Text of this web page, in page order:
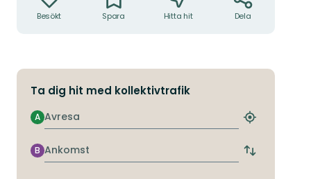
Besökt Spara Hitta hit Dela
Ta dig hit med kollektivtrafik
Avresa
A
Hitta
hållplats
Ankomst
B
Byt